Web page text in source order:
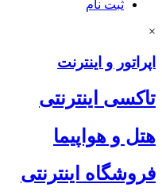
ثبت نام
×
اپراتور و اینترنت
تاکسی اینترنتی
هتل و هواپیما
فروشگاه اینترنتی